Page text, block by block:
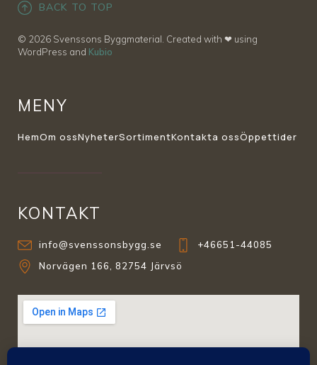
BACK TO TOP
© 2026 Svenssons Byggmaterial. Created with ❤ using
WordPress and Kubio
MENY
HemOm ossNyheterSortimentKontakta ossÖppettider
KONTAKT
info@svenssonsbygg.se
+46651-44085
Norvägen 166, 82754 Järvsö